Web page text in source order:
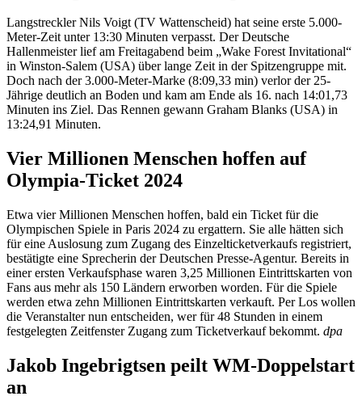
Langstreckler Nils Voigt (TV Wattenscheid) hat seine erste 5.000-
Meter-Zeit unter 13:30 Minuten verpasst. Der Deutsche
Hallenmeister lief am Freitagabend beim „Wake Forest Invitational“
in Winston-Salem (USA) über lange Zeit in der Spitzengruppe mit.
Doch nach der 3.000-Meter-Marke (8:09,33 min) verlor der 25-
Jährige deutlich an Boden und kam am Ende als 16. nach 14:01,73
Minuten ins Ziel. Das Rennen gewann Graham Blanks (USA) in
13:24,91 Minuten.
Vier Millionen Menschen hoffen auf
Olympia-Ticket 2024
Etwa vier Millionen Menschen hoffen, bald ein Ticket für die
Olympischen Spiele in Paris 2024 zu ergattern. Sie alle hätten sich
für eine Auslosung zum Zugang des Einzelticketverkaufs registriert,
bestätigte eine Sprecherin der Deutschen Presse-Agentur. Bereits in
einer ersten Verkaufsphase waren 3,25 Millionen Eintrittskarten von
Fans aus mehr als 150 Ländern erworben worden. Für die Spiele
werden etwa zehn Millionen Eintrittskarten verkauft. Per Los wollen
die Veranstalter nun entscheiden, wer für 48 Stunden in einem
festgelegten Zeitfenster Zugang zum Ticketverkauf bekommt. dpa
Jakob Ingebrigtsen peilt WM-Doppelstart
an